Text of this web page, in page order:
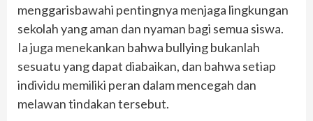
menggarisbawahi pentingnya menjaga lingkungan
sekolah yang aman dan nyaman bagi semua siswa.
Ia juga menekankan bahwa bullying bukanlah
sesuatu yang dapat diabaikan, dan bahwa setiap
individu memiliki peran dalam mencegah dan
melawan tindakan tersebut.